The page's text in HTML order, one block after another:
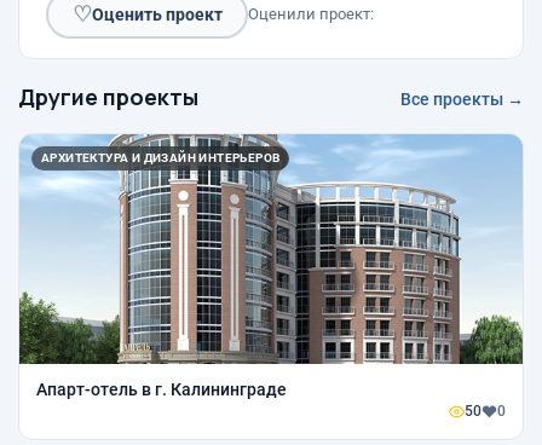
♡Оценить проект Оценили проект:
Другие проекты Все проекты →
АРХИТЕКТУРА И ДИЗАЙН ИНТЕРЬЕРОВ
Апарт-отель в г. Калининграде
50 0